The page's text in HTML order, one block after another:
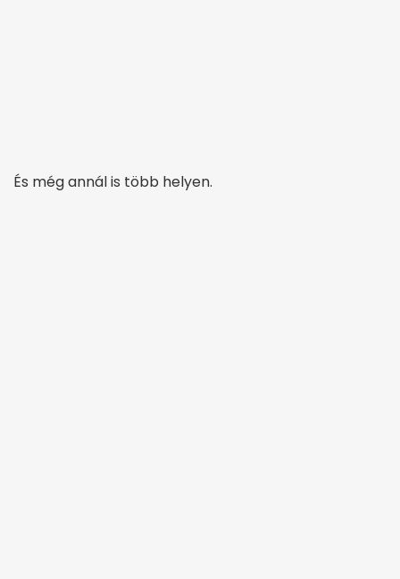
És még annál is több helyen.